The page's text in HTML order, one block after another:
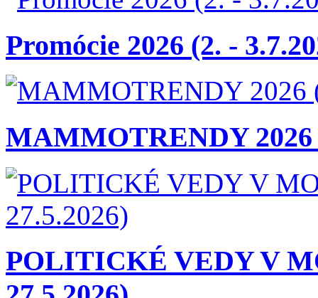
Promócie 2026 (2. -
MAMMOTRENDY 2026
POLITICKÉ VEDY V